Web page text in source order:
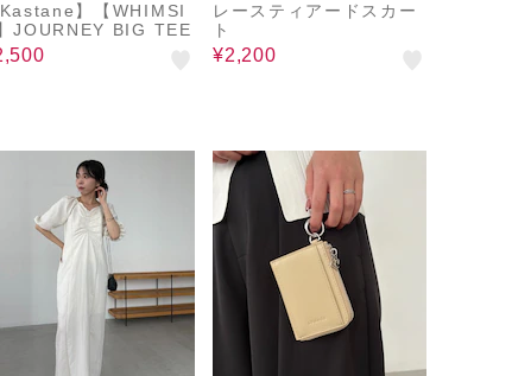
Kastane】【WHIMSI
JOURNEY BIG TEE
レースティアードスカー
ト
¥2,200